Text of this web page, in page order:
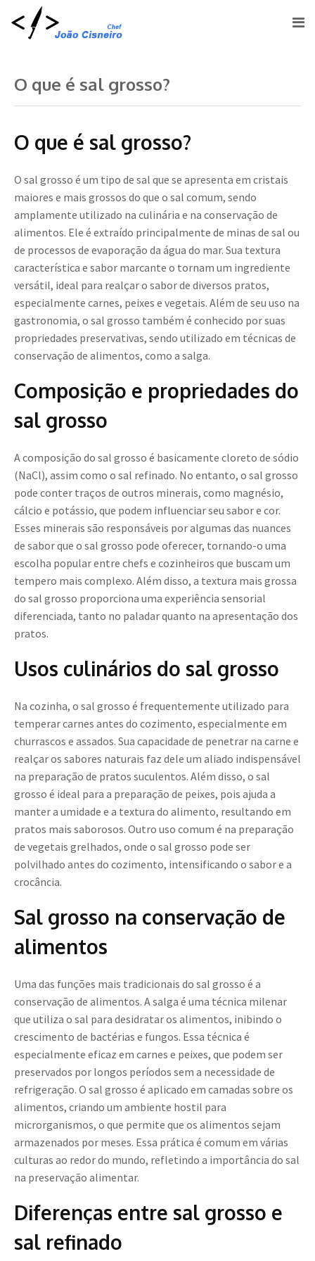
O que é sal grosso?
O que é sal grosso?
O sal grosso é um tipo de sal que se apresenta em cristais
maiores e mais grossos do que o sal comum, sendo
amplamente utilizado na culinária e na conservação de
alimentos. Ele é extraído principalmente de minas de sal ou
de processos de evaporação da água do mar. Sua textura
característica e sabor marcante o tornam um ingrediente
versátil, ideal para realçar o sabor de diversos pratos,
especialmente carnes, peixes e vegetais. Além de seu uso na
gastronomia, o sal grosso também é conhecido por suas
propriedades preservativas, sendo utilizado em técnicas de
conservação de alimentos, como a salga.
Composição e propriedades do
sal grosso
A composição do sal grosso é basicamente cloreto de sódio
(NaCl), assim como o sal refinado. No entanto, o sal grosso
pode conter traços de outros minerais, como magnésio,
cálcio e potássio, que podem influenciar seu sabor e cor.
Esses minerais são responsáveis por algumas das nuances
de sabor que o sal grosso pode oferecer, tornando-o uma
escolha popular entre chefs e cozinheiros que buscam um
tempero mais complexo. Além disso, a textura mais grossa
do sal grosso proporciona uma experiência sensorial
diferenciada, tanto no paladar quanto na apresentação dos
pratos.
Usos culinários do sal grosso
Na cozinha, o sal grosso é frequentemente utilizado para
temperar carnes antes do cozimento, especialmente em
churrascos e assados. Sua capacidade de penetrar na carne e
realçar os sabores naturais faz dele um aliado indispensável
na preparação de pratos suculentos. Além disso, o sal
grosso é ideal para a preparação de peixes, pois ajuda a
manter a umidade e a textura do alimento, resultando em
pratos mais saborosos. Outro uso comum é na preparação
de vegetais grelhados, onde o sal grosso pode ser
polvilhado antes do cozimento, intensificando o sabor e a
crocância.
Sal grosso na conservação de
alimentos
Uma das funções mais tradicionais do sal grosso é a
conservação de alimentos. A salga é uma técnica milenar
que utiliza o sal para desidratar os alimentos, inibindo o
crescimento de bactérias e fungos. Essa técnica é
especialmente eficaz em carnes e peixes, que podem ser
preservados por longos períodos sem a necessidade de
refrigeração. O sal grosso é aplicado em camadas sobre os
alimentos, criando um ambiente hostil para
microrganismos, o que permite que os alimentos sejam
armazenados por meses. Essa prática é comum em várias
culturas ao redor do mundo, refletindo a importância do sal
na preservação alimentar.
Diferenças entre sal grosso e
sal refinado